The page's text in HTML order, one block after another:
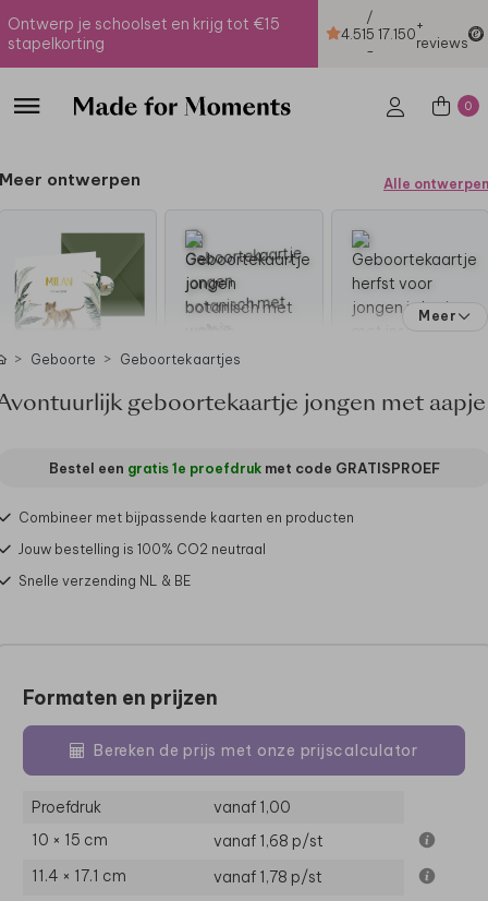
Ontwerp je schoolset en krijg tot €15
stapelkorting
4.51
/
5
-
17.150+
reviews
0
Meer ontwerpen Alle ontwerpen
Meer
Geboorte Geboortekaartjes
geboortekaartje jongen met aapje
Bestel een gratis 1e proefdrukmet code GRATISPROEF
Combineer met bijpassende kaarten en producten
Jouw bestelling is 100% CO2 neutraal
Snelle verzending NL & BE
Formaten en prijzen
Bereken de prijs met onze prijscalculator
Proefdruk
vanaf 1,00
10 × 15 cm
vanaf 1,68 p/st
11.4 × 17.1 cm
vanaf 1,78 p/st